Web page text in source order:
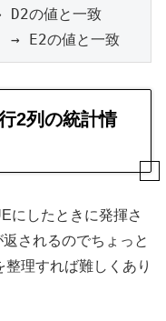
の値と一致
E2の値と一致
2列の統計情
にしたときに発揮さ
されるのでちょっと
理すれば難しくあり